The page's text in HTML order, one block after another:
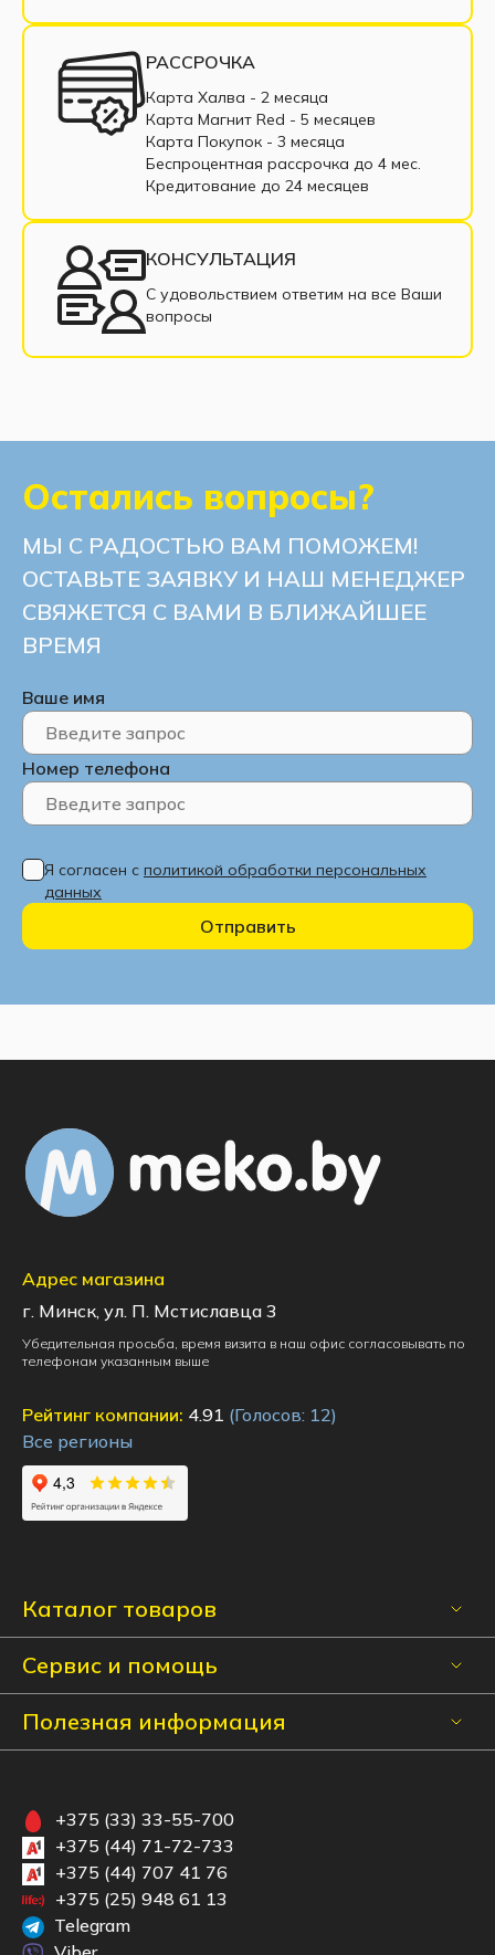
РАССРОЧКА
Карта Халва - 2 месяца
Карта Магнит Red - 5 месяцев
Карта Покупок - 3 месяца
Беспроцентная рассрочка до 4 мес.
Кредитование до 24 месяцев
КОНСУЛЬТАЦИЯ
С удовольствием ответим на все Ваши
вопросы
Остались вопросы?
МЫ С РАДОСТЬЮ ВАМ ПОМОЖЕМ!
ОСТАВЬТЕ ЗАЯВКУ И НАШ МЕНЕДЖЕР
СВЯЖЕТСЯ С ВАМИ В БЛИЖАЙШЕЕ
ВРЕМЯ
Ваше имя
Номер телефона
Я согласен с политикой обработки персональных
данных
Отправить
Каталог товаров
Сервис и помощь
Полезная информация
Адрес магазина
г. Минск, ул. П. Мстиславца 3
Убедительная просьба, время визита в наш офис согласовывать по
телефонам указанным выше
Рейтинг компании: 4.91 (Голосов: 12)
Все регионы
+375 (33) 33-55-700
+375 (44) 71-72-733
+375 (44) 707 41 76
+375 (25) 948 61 13
Telegram